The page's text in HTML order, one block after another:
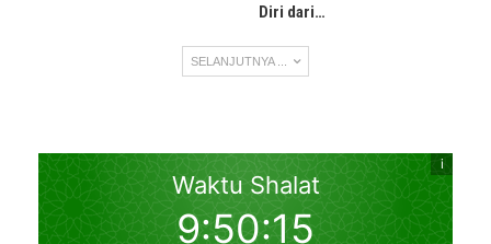
Diri dari…
SELANJUTNYA ...